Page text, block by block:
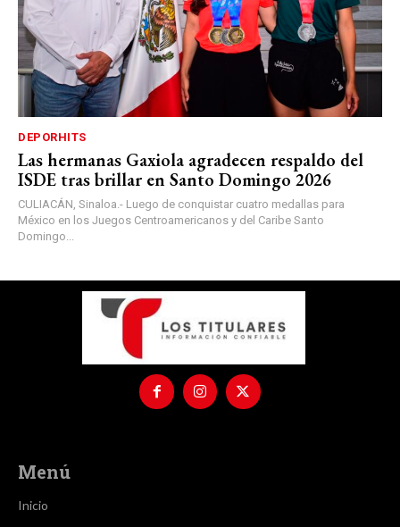
DEPORHITS
Las hermanas Gaxiola agradecen respaldo del
ISDE tras brillar en Santo Domingo 2026
CULIACÁN, Sinaloa.- Luego de conquistar cuatro medallas para
México en los Juegos Centroamericanos y del Caribe Santo
Domingo...
Menú
Inicio